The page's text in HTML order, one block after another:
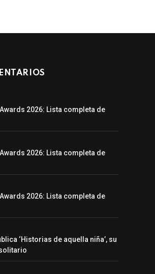
2026: Lista completa de
2026: Lista completa de
2026: Lista completa de
‘Historias de aquella niña’, su